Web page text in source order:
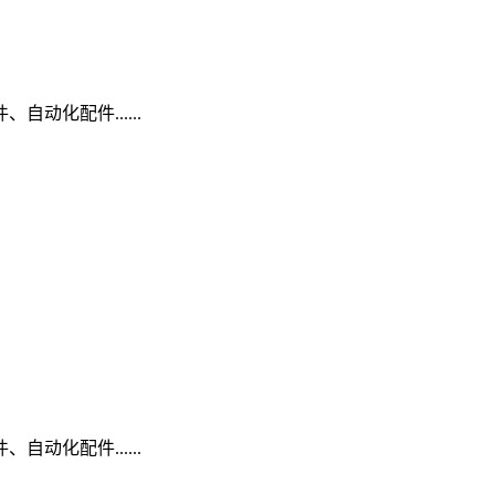
自动化配件......
、自动化配件......